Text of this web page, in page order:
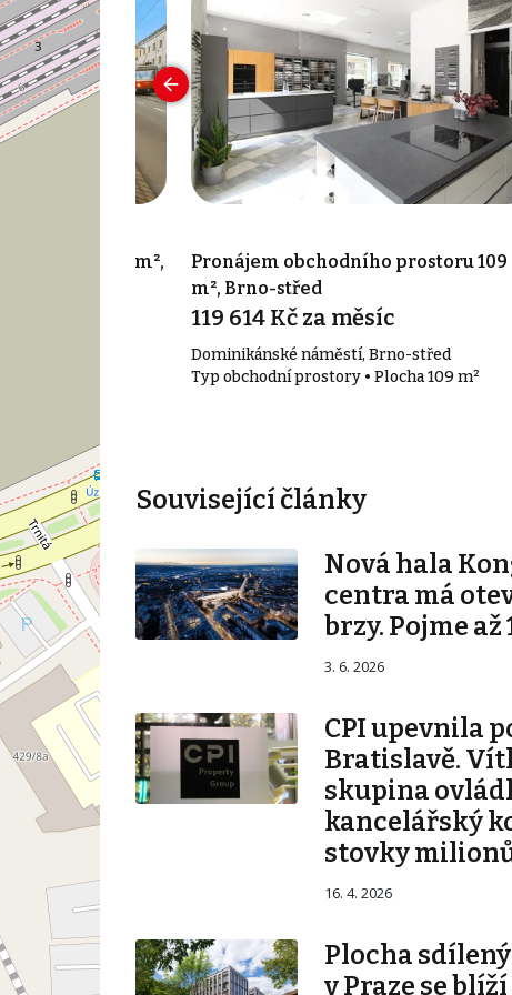
prostoru 96 m²,
Pronájem obchodního prostoru 109
m², Brno-střed
119 614 Kč za měsíc
Dominikánské náměstí, Brno-střed
Typ obchodní prostory • Plocha 109 m²
Související články
Nová hala
centra má
brzy. Pojme až
3. 6. 2026
CPI upevnila
Bratislavě.
skupina
kancelářský
stovky
16. 4. 2026
Plocha
v Praze se